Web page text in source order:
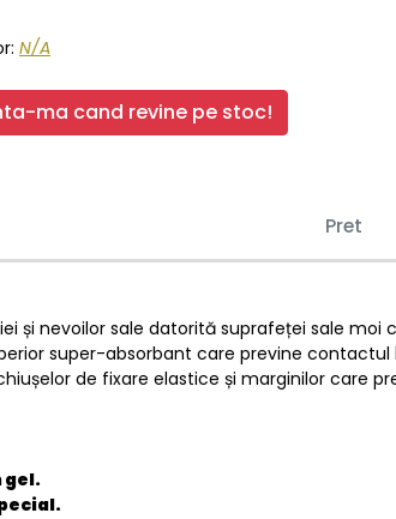
N/A
ma cand revine pe stoc!
Pret
și nevoilor sale datorită suprafeței sale moi
super-absorbant care previne contactul
de fixare elastice și marginilor care
gel.